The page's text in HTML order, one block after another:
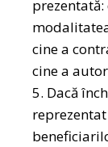
prezentată:
cine a
cine a
5. Dacă